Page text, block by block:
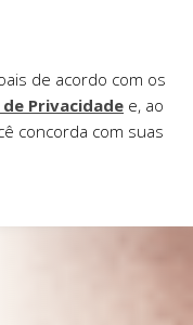
de acordo com os
Privacidade e, ao
concorda com suas